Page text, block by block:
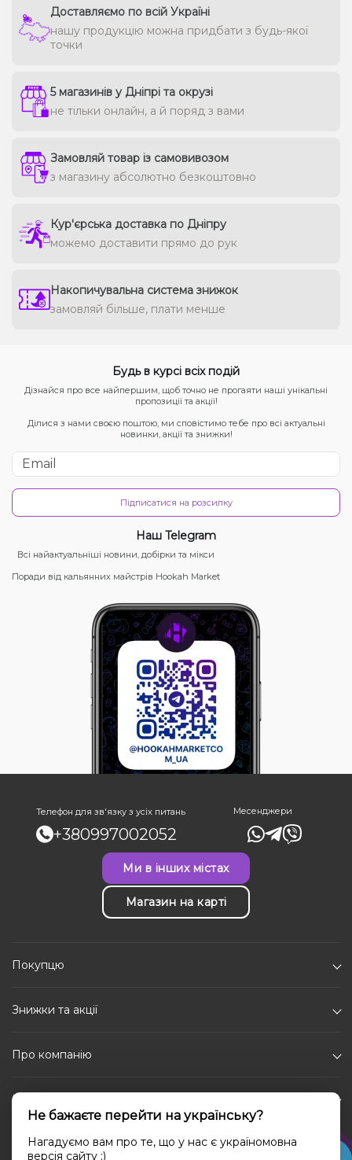
Доставляємо по всій Україні
нашу продукцію можна придбати з будь-якої
точки
5 магазинів у Дніпрі та окрузі
не тільки онлайн, а й поряд з вами
Замовляй товар із самовивозом
з магазину абсолютно безкоштовно
Кур'єрська доставка по Дніпру
можемо доставити прямо до рук
Накопичувальна система знижок
замовляй більше, плати менше
Будь в курсі всіх подій
Дізнайся про все найпершим, щоб точно не прогаяти наші унікальні
пропозиції та акції!
Ділися з нами своєю поштою, ми сповістимо тебе про всі актуальні
новинки, акції та знижки!
Підписатися на розсилку
Наш Telegram
Всі найактуальніші новини, добірки та мікси
Поради від кальянних майстрів Hookah Market
Телефон для зв'язку з усіх питань
+380997002052
Месенджери
Ми в інших містах
Магазин на карті
Покупцю
Знижки та акції
Про компанію
Каталог
Соціальні мережі
Не бажаєте перейти на українську?
Нагадуємо вам про те, що у нас є україномовна
версія сайту ;)